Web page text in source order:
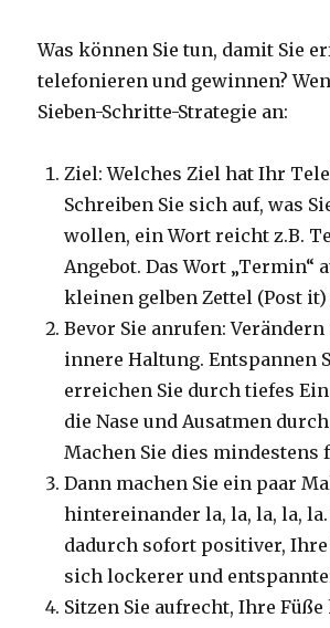
Was können Sie tun, damit Sie
telefonieren und gewinnen?
Sieben-Schritte-Strategie an:
Ziel: Welches Ziel hat Ihr
Schreiben Sie sich auf, was
wollen, ein Wort reicht z.B.
Angebot. Das Wort „Termin“
kleinen gelben Zettel (Post
Bevor Sie anrufen: Verändern
innere Haltung. Entspannen
erreichen Sie durch tiefes
die Nase und Ausatmen
Machen Sie dies mindestens
Dann machen Sie ein paar
hintereinander la, la, la, la,
dadurch sofort positiver,
sich lockerer und
Sitzen Sie aufrecht, Ihre Füße